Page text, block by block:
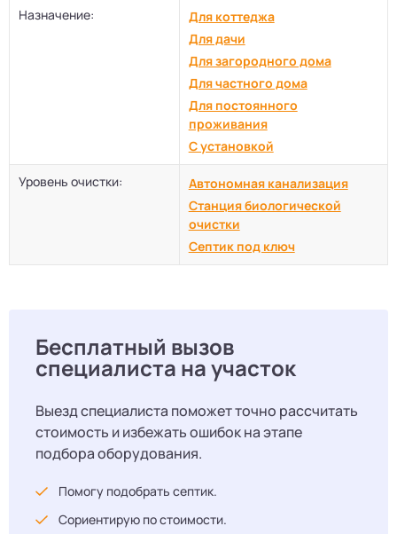
Назначение:
Для коттеджа
Для дачи
Для загородного дома
Для частного дома
Для постоянного
проживания
С установкой
Уровень очистки:
Автономная канализация
Станция биологической
очистки
Септик под ключ
Бесплатный вызов
специалиста на участок
Выезд специалиста поможет точно рассчитать
стоимость и избежать ошибок на этапе
подбора оборудования.
Помогу подобрать септик.
Сориентирую по стоимости.